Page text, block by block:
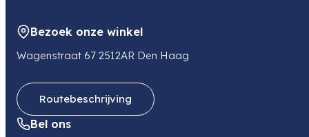
Bezoek onze winkel
Wagenstraat 67 2512AR Den Haag
Routebeschrijving
Bel ons